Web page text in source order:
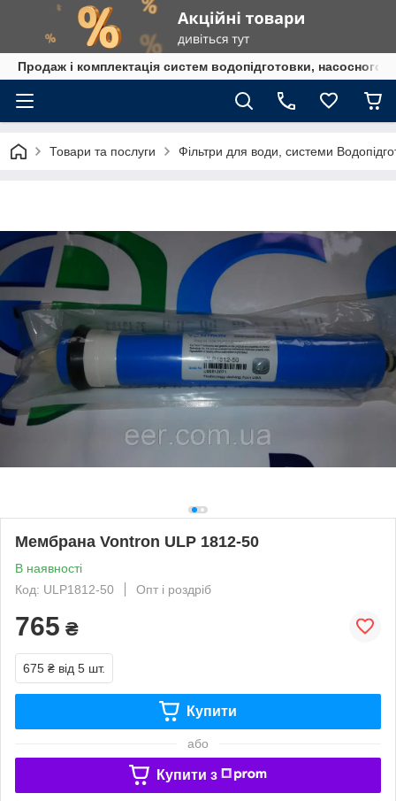
Продаж і комплектація систем водопідготовки, насосного
Товари та послуги Фільтри для води, системи
Мембрана Vontron ULP 1812-50
В наявності
Код: ULP1812-50
Опт і роздріб
765 ₴
675 ₴ від 5 шт.
Купити
або
Купити з